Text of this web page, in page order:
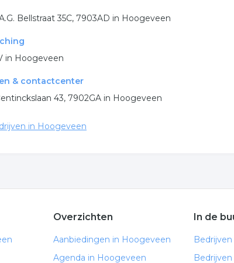
Bellstraat 35C, 7903AD in Hoogeveen
in Hoogeveen
& contactcenter
43, 7902GA in Hoogeveen
in Hoogeveen
Overzichten
Aanbiedingen in Hoogeveen
Agenda in Hoogeveen
In de